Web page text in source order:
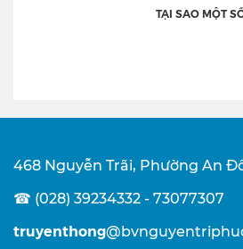
TẠI SAO MỘT
468 Nguyễn Trãi, Phường An
☎ (028) 39234332 - 73077307
truyenthong